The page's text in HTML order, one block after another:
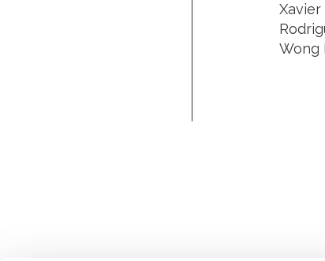
Xavier
Wong